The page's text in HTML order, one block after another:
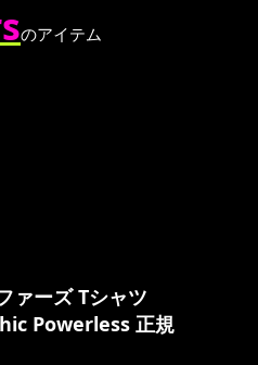
のアイテム
ァーズ Tシャツ
Powerless 正規